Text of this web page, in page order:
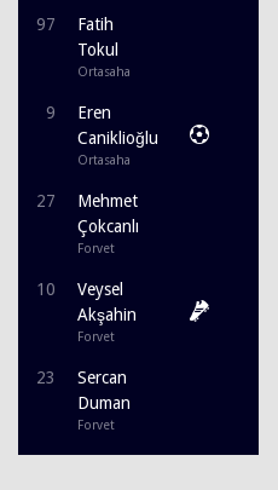
97
Fatih
Tokul
Ortasaha
9
Eren
Caniklioğlu
Ortasaha
27
Mehmet
Çokcanlı
Forvet
10
Veysel
Akşahin
Forvet
23
Sercan
Duman
Forvet